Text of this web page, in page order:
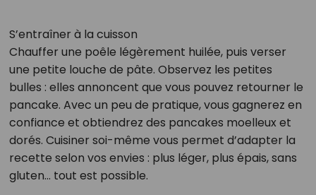
S’entraîner à la cuisson
Chauffer une poêle légèrement huilée, puis verser
une petite louche de pâte. Observez les petites
bulles : elles annoncent que vous pouvez retourner le
pancake. Avec un peu de pratique, vous gagnerez en
confiance et obtiendrez des pancakes moelleux et
dorés. Cuisiner soi-même vous permet d’adapter la
recette selon vos envies : plus léger, plus épais, sans
gluten… tout est possible.